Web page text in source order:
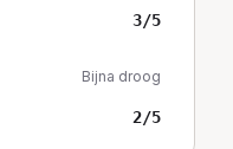
3/5
Bijna droog
2/5